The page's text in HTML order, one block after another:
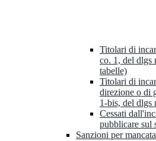
Titolari di
co. 1, del dlgs
tabelle)
Titolari di
direzione o di
1-bis, del dlgs
Cessati
pubblicare sul
Sanzioni per